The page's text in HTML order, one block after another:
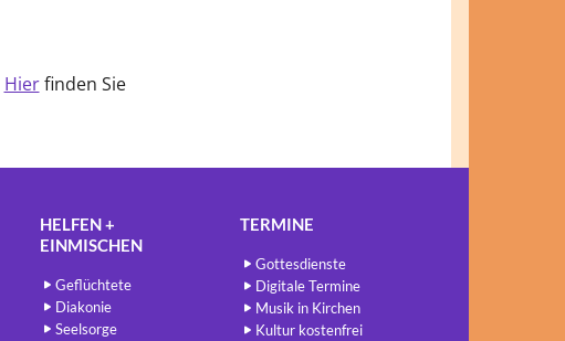
Hierfinden Sie
HELFEN +
EINMISCHEN
Geflüchtete
Diakonie
Seelsorge
TERMINE
Gottesdienste
Digitale Termine
Musik in Kirchen
Kultur kostenfrei